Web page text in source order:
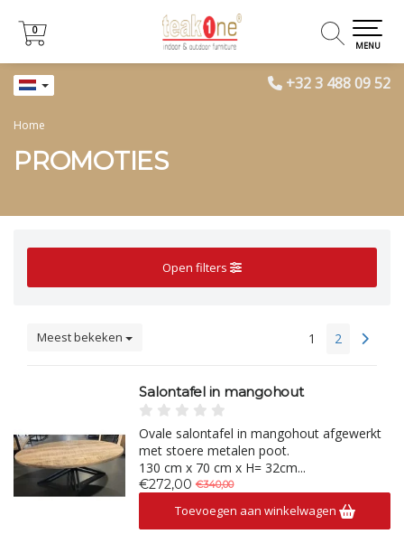
+32 3 488 09 52
0
0
MENU
Home
PROMOTIES
Open filters
Meest bekeken 1 2
Salontafel in mangohout
Ovale salontafel in mangohout afgewerkt
met stoere metalen poot.
130 cm x 70 cm x H= 32cm...
€272,00 €340,00
Toevoegen aan winkelwagen